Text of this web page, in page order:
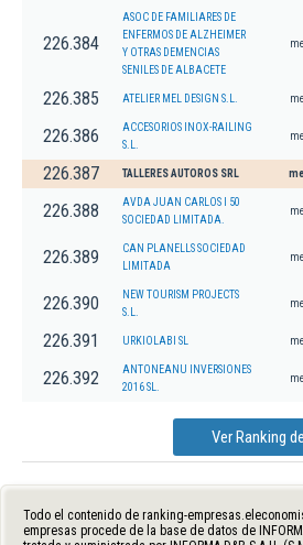
226.384
ASOC DE FAMILIARES DE
ENFERMOS DE ALZHEIMER
Y OTRAS DEMENCIAS
SENILES DE ALBACETE
226.385 ATELIER MEL DESIGN S.L.
226.386
ACCESORIOS INOX-RAILING
S.L.
226.387 TALLERES AUTOROS SRL
226.388
AVDA JUAN CARLOS I 50
SOCIEDAD LIMITADA.
226.389
CAN PLANELLS SOCIEDAD
LIMITADA
226.390
NEW TOURISM PROJECTS
S.L.
226.391 URKIOLABI SL
226.392
ANTONEANU INVERSIONES
2016 SL.
Ver Ranking
Todo el contenido de ranking-
empresas procede de la base de datos de